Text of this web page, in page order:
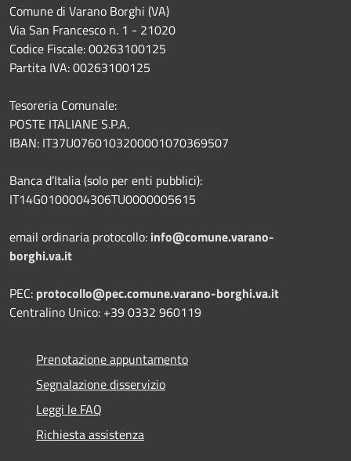
Comune di Varano Borghi (VA)
Via San Francesco n. 1 - 21020
Codice Fiscale: 00263100125
Partita IVA: 00263100125
Tesoreria Comunale:
POSTE ITALIANE S.P.A.
IBAN: IT37U0760103200001070369507
Banca d’Italia (solo per enti pubblici):
IT14G0100004306TU0000005615
email ordinaria protocollo: info@comune.varano-
borghi.va.it
PEC: protocollo@pec.comune.varano-borghi.va.it
Centralino Unico: +39 0332 960119
Prenotazione appuntamento
Segnalazione disservizio
Leggi le FAQ
Richiesta assistenza